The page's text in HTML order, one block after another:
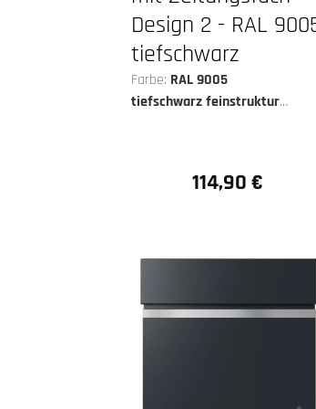
Design 2 - RAL
tiefschwarz
Farbe: RAL 9005
tiefschwarz feinstruktur
Regulärer Preis:
114,90 €